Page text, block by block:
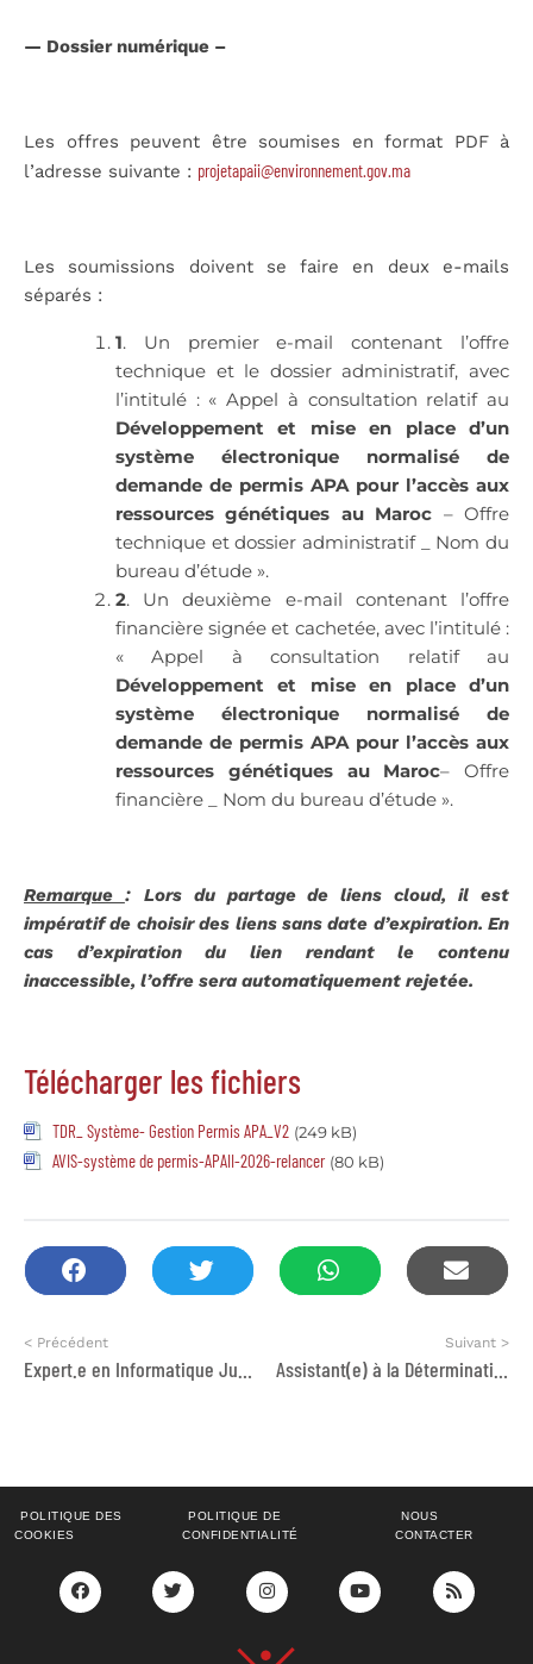
— Dossier numérique –
Les offres peuvent être soumises en format PDF à
l’adresse suivante : projetapaii@environnement.gov.ma
Les soumissions doivent se faire en deux e-mails
séparés :
1. Un premier e-mail contenant l’offre
technique et le dossier administratif, avec
l’intitulé : « Appel à consultation relatif au
Développement et mise en place d’un
système électronique normalisé de
demande de permis APA pour l’accès aux
ressources génétiques au Maroc – Offre
technique et dossier administratif _ Nom du
bureau d’étude ».
2. Un deuxième e-mail contenant l’offre
financière signée et cachetée, avec l’intitulé :
« Appel à consultation relatif au
Développement et mise en place d’un
système électronique normalisé de
demande de permis APA pour l’accès aux
ressources génétiques au Maroc– Offre
financière _ Nom du bureau d’étude ».
Remarque : Lors du partage de liens cloud, il est
impératif de choisir des liens sans date d’expiration. En
cas d’expiration du lien rendant le contenu
inaccessible, l’offre sera automatiquement rejetée.
Télécharger les fichiers
TDR_ Système- Gestion Permis APA_V2 (249 kB)
AVIS-système de permis-APAII-2026-relancer (80 kB)
< Précédent Suivant >
POLITIQUE DES
COOKIES
POLITIQUE DE
CONFIDENTIALITÉ
NOUS
CONTACTER